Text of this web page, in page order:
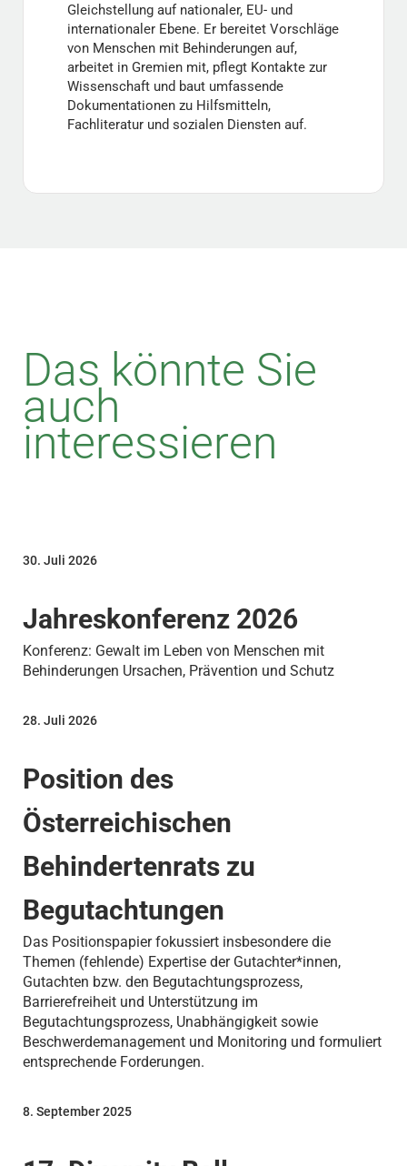
Gleichstellung auf nationaler, EU- und
internationaler Ebene. Er bereitet Vorschläge
von Menschen mit Behinderungen auf,
arbeitet in Gremien mit, pflegt Kontakte zur
Wissenschaft und baut umfassende
Dokumentationen zu Hilfsmitteln,
Fachliteratur und sozialen Diensten auf.
Das könnte Sie
auch
interessieren
Jahreskonferenz 2026
30. Juli 2026
Konferenz: Gewalt im Leben von Menschen mit
Behinderungen Ursachen, Prävention und Schutz
Position des
Österreichischen
Behindertenrats zu
Begutachtungen
28. Juli 2026
Das Positionspapier fokussiert insbesondere die
Themen (fehlende) Expertise der Gutachter*innen,
Gutachten bzw. den Begutachtungsprozess,
Barrierefreiheit und Unterstützung im
Begutachtungsprozess, Unabhängigkeit sowie
Beschwerdemanagement und Monitoring und formuliert
entsprechende Forderungen.
8. September 2025